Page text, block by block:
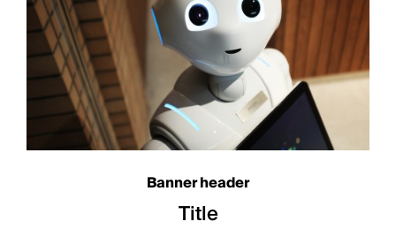
Banner header
Title